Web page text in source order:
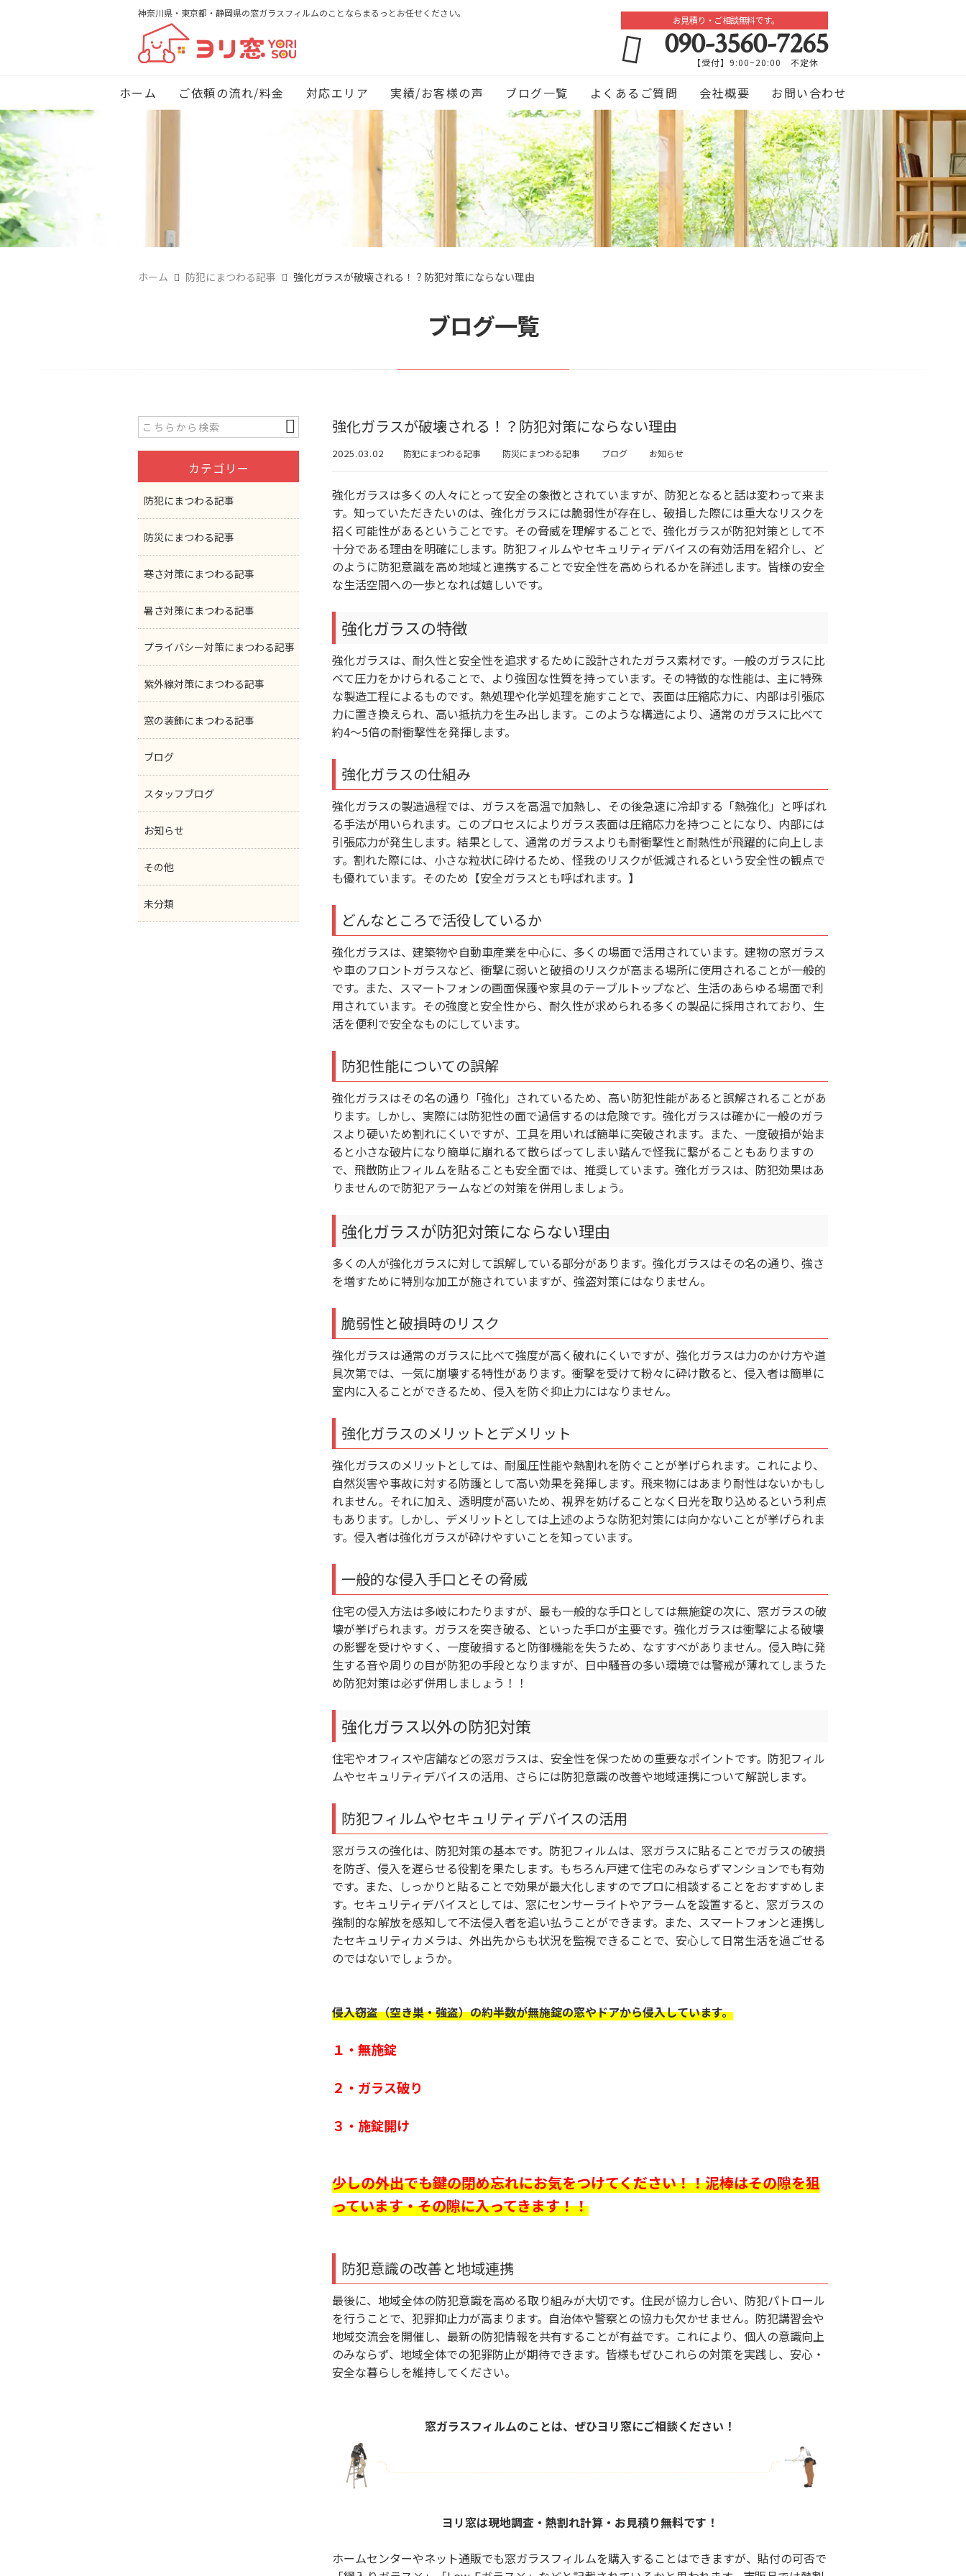
神奈川県・東京都・静岡県の窓ガラスフィルムのことならまるっとお任せください。
お見積り・ご相談無料です。
090-3560-7265
【受付】9:00~20:00 不定休
ホーム ご依頼の流れ/料金 対応エリア 実績/お客様の声 ブログ一覧 よくあるご質問 会社概要 お問い合わせ
ホーム 防犯にまつわる記事 強化ガラスが破壊される！？防犯対策にならない理由
ブログ一覧
強化ガラスが破壊される！？防犯対策にならない理由
2025.03.02 防犯にまつわる記事 防災にまつわる記事 ブログ お知らせ
強化ガラスは多くの人々にとって安全の象徴とされていますが、防犯となると話は変わって来ま
す。知っていただきたいのは、強化ガラスには脆弱性が存在し、破損した際には重大なリスクを
招く可能性があるということです。その脅威を理解することで、強化ガラスが防犯対策として不
十分である理由を明確にします。防犯フィルムやセキュリティデバイスの有効活用を紹介し、ど
のように防犯意識を高め地域と連携することで安全性を高められるかを詳述します。皆様の安全
な生活空間への一歩となれば嬉しいです。
強化ガラスの特徴
強化ガラスは、耐久性と安全性を追求するために設計されたガラス素材です。一般のガラスに比
べて圧力をかけられることで、より強固な性質を持っています。その特徴的な性能は、主に特殊
な製造工程によるものです。熱処理や化学処理を施すことで、表面は圧縮応力に、内部は引張応
力に置き換えられ、高い抵抗力を生み出します。このような構造により、通常のガラスに比べて
約4～5倍の耐衝撃性を発揮します。
強化ガラスの仕組み
強化ガラスの製造過程では、ガラスを高温で加熱し、その後急速に冷却する「熱強化」と呼ばれ
る手法が用いられます。このプロセスによりガラス表面は圧縮応力を持つことになり、内部には
引張応力が発生します。結果として、通常のガラスよりも耐衝撃性と耐熱性が飛躍的に向上しま
す。割れた際には、小さな粒状に砕けるため、怪我のリスクが低減されるという安全性の観点で
も優れています。そのため【安全ガラスとも呼ばれます。】
どんなところで活役しているか
強化ガラスは、建築物や自動車産業を中心に、多くの場面で活用されています。建物の窓ガラス
や車のフロントガラスなど、衝撃に弱いと破損のリスクが高まる場所に使用されることが一般的
です。また、スマートフォンの画面保護や家具のテーブルトップなど、生活のあらゆる場面で利
用されています。その強度と安全性から、耐久性が求められる多くの製品に採用されており、生
活を便利で安全なものにしています。
防犯性能についての誤解
強化ガラスはその名の通り「強化」されているため、高い防犯性能があると誤解されることがあ
ります。しかし、実際には防犯性の面で過信するのは危険です。強化ガラスは確かに一般のガラ
スより硬いため割れにくいですが、工具を用いれば簡単に突破されます。また、一度破損が始ま
ると小さな破片になり簡単に崩れるて散らばってしまい踏んで怪我に繋がることもありますの
で、飛散防止フィルムを貼ることも安全面では、推奨しています。強化ガラスは、防犯効果はあ
りませんので防犯アラームなどの対策を併用しましょう。
強化ガラスが防犯対策にならない理由
多くの人が強化ガラスに対して誤解している部分があります。強化ガラスはその名の通り、強さ
を増すために特別な加工が施されていますが、強盗対策にはなりません。
脆弱性と破損時のリスク
強化ガラスは通常のガラスに比べて強度が高く破れにくいですが、強化ガラスは力のかけ方や道
具次第では、一気に崩壊する特性があります。衝撃を受けて粉々に砕け散ると、侵入者は簡単に
室内に入ることができるため、侵入を防ぐ抑止力にはなりません。
強化ガラスのメリットとデメリット
強化ガラスのメリットとしては、耐風圧性能や熱割れを防ぐことが挙げられます。これにより、
自然災害や事故に対する防護として高い効果を発揮します。飛来物にはあまり耐性はないかもし
れません。それに加え、透明度が高いため、視界を妨げることなく日光を取り込めるという利点
もあります。しかし、デメリットとしては上述のような防犯対策には向かないことが挙げられま
す。侵入者は強化ガラスが砕けやすいことを知っています。
一般的な侵入手口とその脅威
住宅の侵入方法は多岐にわたりますが、最も一般的な手口としては無施錠の次に、窓ガラスの破
壊が挙げられます。ガラスを突き破る、といった手口が主要です。強化ガラスは衝撃による破壊
の影響を受けやすく、一度破損すると防御機能を失うため、なすすべがありません。侵入時に発
生する音や周りの目が防犯の手段となりますが、日中騒音の多い環境では警戒が薄れてしまうた
め防犯対策は必ず併用しましょう！！
強化ガラス以外の防犯対策
住宅やオフィスや店舗などの窓ガラスは、安全性を保つための重要なポイントです。防犯フィル
ムやセキュリティデバイスの活用、さらには防犯意識の改善や地域連携について解説します。
防犯フィルムやセキュリティデバイスの活用
窓ガラスの強化は、防犯対策の基本です。防犯フィルムは、窓ガラスに貼ることでガラスの破損
を防ぎ、侵入を遅らせる役割を果たします。もちろん戸建て住宅のみならずマンションでも有効
です。また、しっかりと貼ることで効果が最大化しますのでプロに相談することをおすすめしま
す。セキュリティデバイスとしては、窓にセンサーライトやアラームを設置すると、窓ガラスの
強制的な解放を感知して不法侵入者を追い払うことができます。また、スマートフォンと連携し
たセキュリティカメラは、外出先からも状況を監視できることで、安心して日常生活を過ごせる
のではないでしょうか。
侵入窃盗（空き巣・強盗）の約半数が無施錠の窓やドアから侵入しています。
１・無施錠
２・ガラス破り
３・施錠開け
少しの外出でも鍵の閉め忘れにお気をつけてください！！泥棒はその隙を狙
っています・その隙に入ってきます！！
防犯意識の改善と地域連携
最後に、地域全体の防犯意識を高める取り組みが大切です。住民が協力し合い、防犯パトロール
を行うことで、犯罪抑止力が高まります。自治体や警察との協力も欠かせません。防犯講習会や
地域交流会を開催し、最新の防犯情報を共有することが有益です。これにより、個人の意識向上
のみならず、地域全体での犯罪防止が期待できます。皆様もぜひこれらの対策を実践し、安心・
安全な暮らしを維持してください。
窓ガラスフィルムのことは、ぜひヨリ窓にご相談ください！
ヨリ窓は現地調査・熱割れ計算・お見積り無料です！
ホームセンターやネット通販でも窓ガラスフィルムを購入することはできますが、貼付の可否で
カテゴリー
防犯にまつわる記事
防災にまつわる記事
寒さ対策にまつわる記事
暑さ対策にまつわる記事
プライバシー対策にまつわる記事
紫外線対策にまつわる記事
窓の装飾にまつわる記事
ブログ
スタッフブログ
お知らせ
その他
未分類